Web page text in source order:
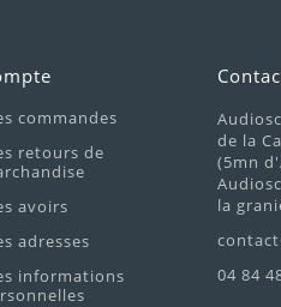
commandes
retours de
avoirs
adresses
informations
de la
(5mn
la
04 84